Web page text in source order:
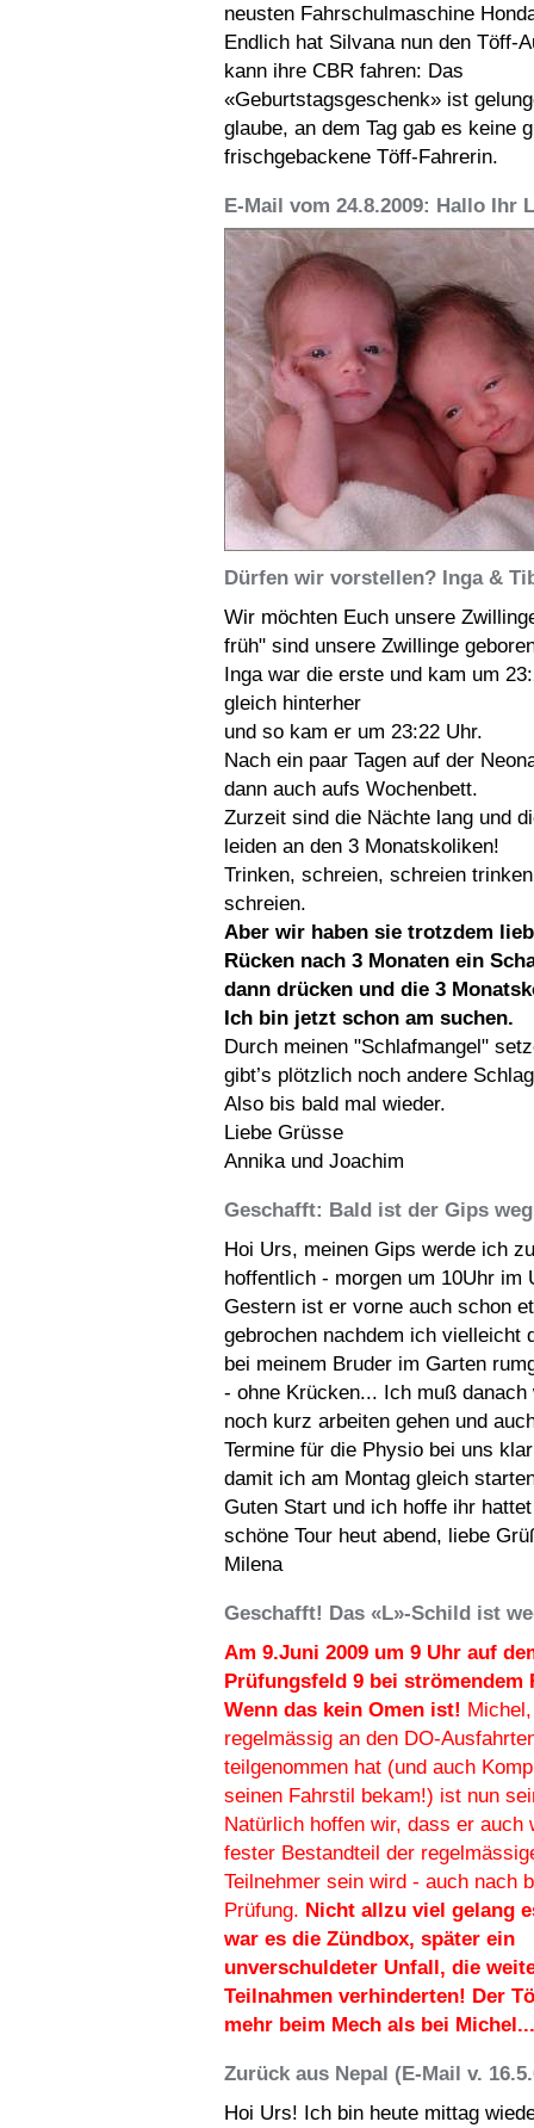
neusten Fahrschulmaschine
Endlich hat Silvana nun den Töff-
kann ihre CBR fahren: Das
«Geburtstagsgeschenk» ist
glaube, an dem Tag gab es keine
frischgebackene Töff-Fahrerin.
E-Mail vom 24.8.2009: Hallo Ihr
Dürfen wir vorstellen? Inga &
Wir möchten Euch unsere
früh" sind unsere Zwillinge
Inga war die erste und kam um
gleich hinterher
und so kam er um 23:22 Uhr.
Nach ein paar Tagen auf der
dann auch aufs Wochenbett.
Zurzeit sind die Nächte lang und
leiden an den 3 Monatskoliken!
Trinken, schreien, schreien
schreien.
Aber wir haben sie trotzdem
Rücken nach 3 Monaten ein
dann drücken und die 3
Ich bin jetzt schon am suchen.
Durch meinen "Schlafmangel"
gibt’s plötzlich noch andere
Also bis bald mal wieder.
Liebe Grüsse
Annika und Joachim
Geschafft: Bald ist der Gips
Hoi Urs, meinen Gips werde ich
hoffentlich - morgen um 10Uhr im
Gestern ist er vorne auch schon
gebrochen nachdem ich vielleicht
bei meinem Bruder im Garten
- ohne Krücken... Ich muß danach
noch kurz arbeiten gehen und
Termine für die Physio bei uns
damit ich am Montag gleich
Guten Start und ich hoffe ihr
schöne Tour heut abend, liebe
Milena
Geschafft! Das «L»-Schild ist
Am 9.Juni 2009 um 9 Uhr auf
Prüfungsfeld 9 bei strömendem
Wenn das kein Omen ist!
regelmässig an den DO-
teilgenommen hat (und auch
seinen Fahrstil bekam!) ist nun
Natürlich hoffen wir, dass er auch
fester Bestandteil der
Teilnehmer sein wird - auch nach
Prüfung. Nicht allzu viel gelang
war es die Zündbox, später ein
unverschuldeter Unfall, die
Teilnahmen verhinderten! Der
mehr beim Mech als bei Michel...
Zurück aus Nepal (E-Mail v.
Hoi Urs! Ich bin heute mittag